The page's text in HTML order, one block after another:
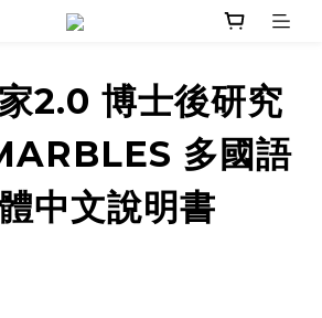
2.0 博士後研究
多國語
中文說明書